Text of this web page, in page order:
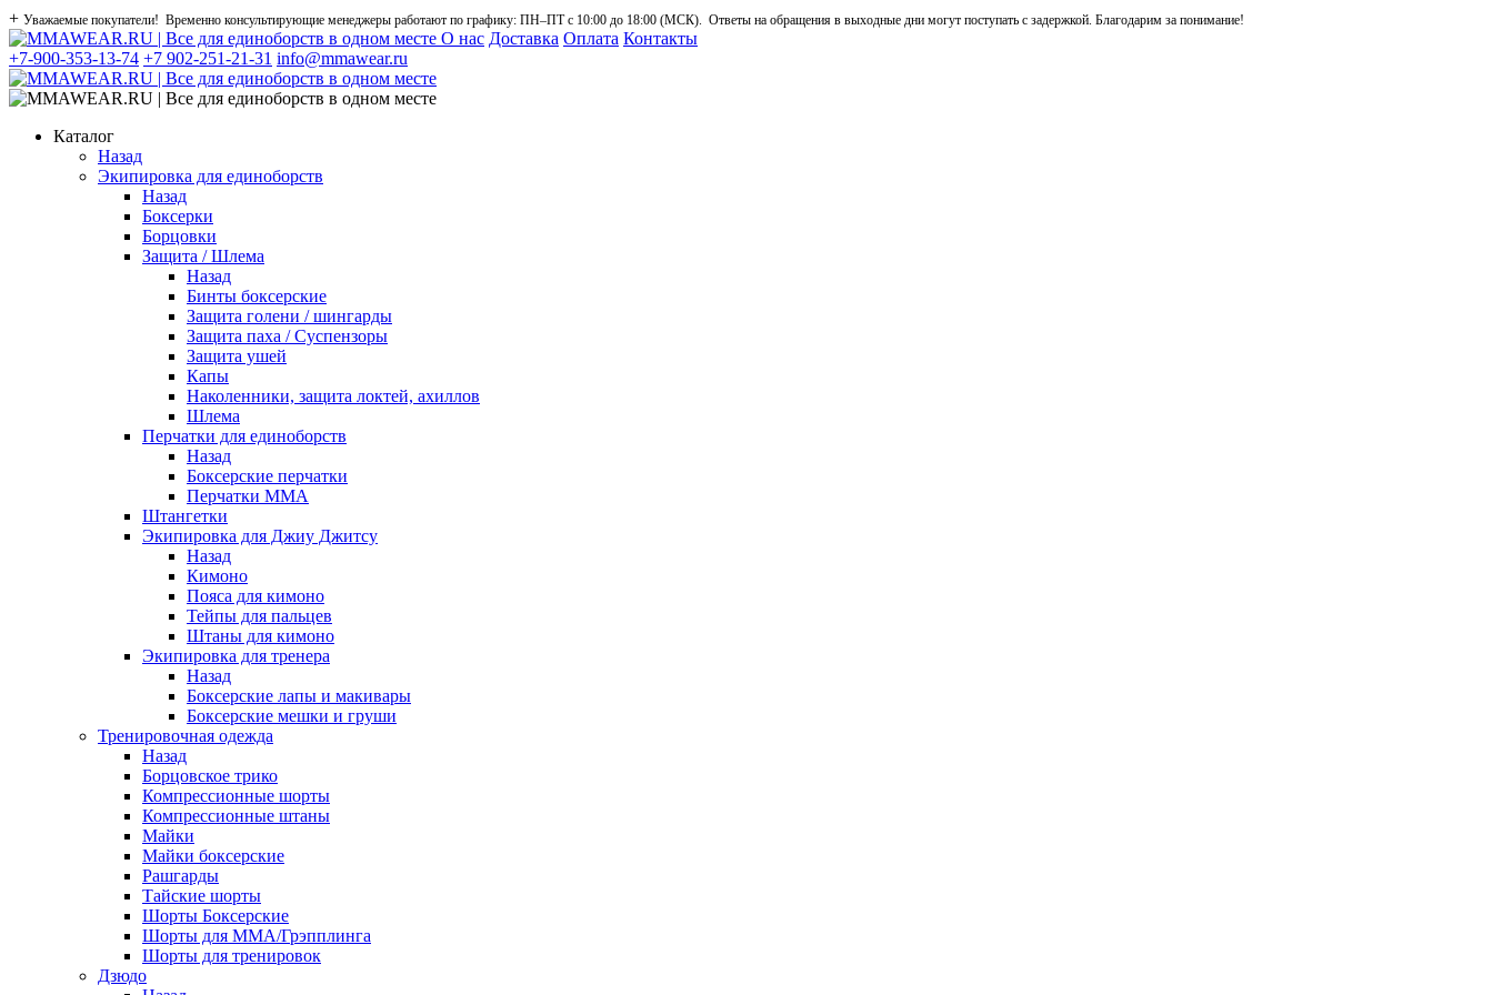
+ Уважаемые покупатели! Временно консультирующие менеджеры работают по графику: ПН–ПТ с 10:00 до 18:00 (МСК). Ответы на обращения в выходные дни могут поступать с задержкой. Благодарим за понимание!
О нас Доставка Оплата Контакты
+7-900-353-13-74 +7 902-251-21-31 info@mmawear.ru
Каталог
Назад
Экипировка для единоборств
Назад
Боксерки
Борцовки
Защита / Шлема
Назад
Бинты боксерские
Защита голени / шингарды
Защита паха / Суспензоры
Защита ушей
Капы
Наколенники, защита локтей, ахиллов
Шлема
Перчатки для единоборств
Назад
Боксерские перчатки
Перчатки ММА
Штангетки
Экипировка для Джиу Джитсу
Назад
Кимоно
Пояса для кимоно
Тейпы для пальцев
Штаны для кимоно
Экипировка для тренера
Назад
Боксерские лапы и макивары
Боксерские мешки и груши
Тренировочная одежда
Назад
Борцовское трико
Компрессионные шорты
Компрессионные штаны
Майки
Майки боксерские
Рашгарды
Тайские шорты
Шорты Боксерские
Шорты для ММА/Грэпплинга
Шорты для тренировок
Дзюдо